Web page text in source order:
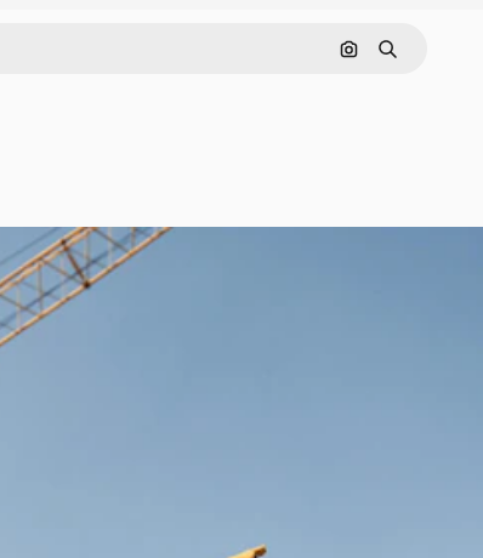
画像で検索
検索